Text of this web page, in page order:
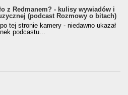
z Redmanem? - kulisy wywiadów i
(podcast Rozmowy o bitach)
tej stronie kamery - niedawno ukazał
podcastu...